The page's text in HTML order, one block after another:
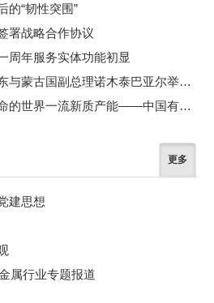
的“韧性突围”
署战略合作协议
周年服务实体功能初显
中铝集团董事长段向东与蒙古国副总理诺木泰巴亚尔举行会谈
锻造无愧时代无愧使命的世界一流新质产能——中国有色金属工业的战略应对与破局之道（二）
更多
建思想
属行业专题报道